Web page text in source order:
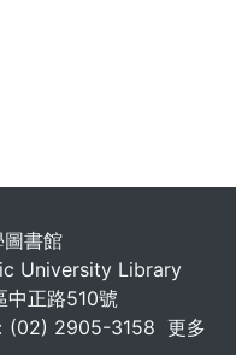
圖書館
University Library
正路510號
(02) 2905-3158 更多